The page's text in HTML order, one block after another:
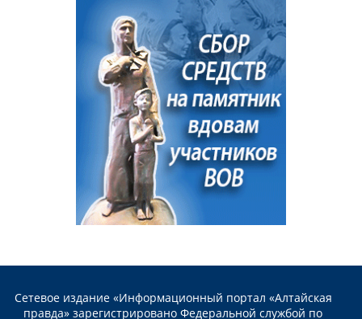
Сетевое издание «Информационный портал «Алтайская
правда» зарегистрировано Федеральной службой по